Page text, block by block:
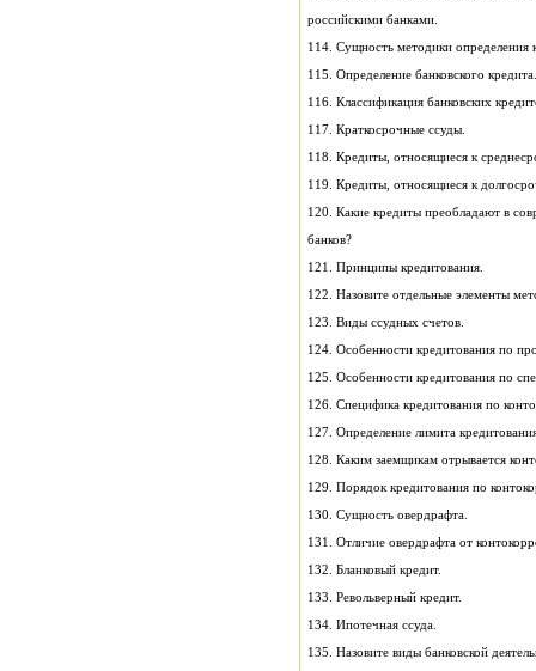
российскими банками.
114. Сущность методики
115. Определение банковского кредита.
116. Классификация
117. Краткосрочные ссуды.
118. Кредиты, относящиеся к
119. Кредиты, относящиеся к
120. Какие кредиты преобладают в
банков?
121. Принципы кредитования.
122. Назовите отдельные элементы
123. Виды ссудных счетов.
124. Особенности кредитования по
125. Особенности кредитования по
126. Специфика кредитования по
127. Определение лимита
128. Каким заемщикам отрывается
129. Порядок кредитования по
130. Сущность овердрафта.
131. Отличие овердрафта от
132. Бланковый кредит.
133. Револьверный кредит.
134. Ипотечная ссуда.
135. Назовите виды банковской